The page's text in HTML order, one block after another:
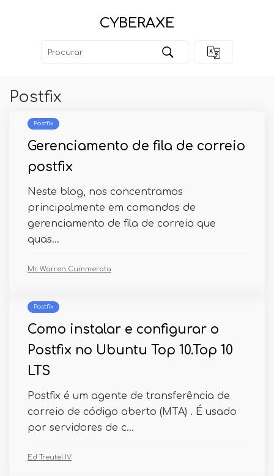
CYBERAXE
Postfix
Postfix
Gerenciamento de fila de correio
postfix
Neste blog, nos concentramos
principalmente em comandos de
gerenciamento de fila de correio que
quas...
Mr. Warren Cummerata
Postfix
Como instalar e configurar o
Postfix no Ubuntu Top 10.Top 10
LTS
Postfix é um agente de transferência de
correio de código aberto (MTA) . É usado
por servidores de c...
Ed Treutel IV